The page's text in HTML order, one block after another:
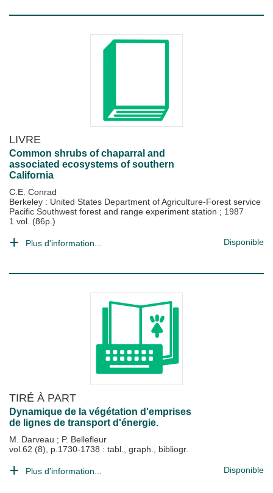
LIVRE
Common shrubs of chaparral and
associated ecosystems of southern
California
C.E. Conrad
Berkeley : United States Department of Agriculture-Forest service
Pacific Southwest forest and range experiment station ; 1987
1 vol. (86p.)
Plus d'information... Disponible
TIRÉ À PART
Dynamique de la végétation d'emprises
de lignes de transport d'énergie.
M. Darveau ; P. Bellefleur
vol.62 (8), p.1730-1738 : tabl., graph., bibliogr.
Plus d'information... Disponible